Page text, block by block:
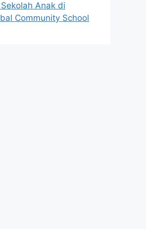
Anak di
Community School